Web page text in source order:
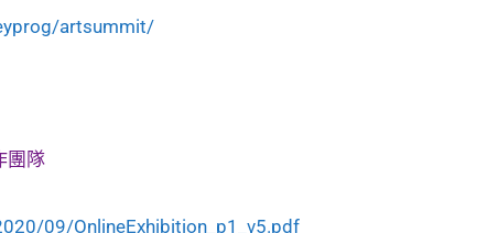
artsummit/
團隊
09/OnlineExhibition_p1_v5.pdf